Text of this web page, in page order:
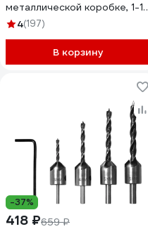
металлической коробке, 1-13
мм HSS /72379
4(197)
В корзину
-37%
418 ₽659 ₽